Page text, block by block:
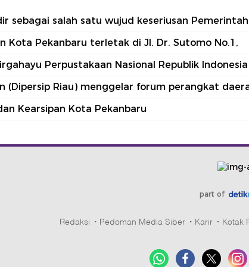
sebagai salah satu wujud keseriusan
Kota Pekanbaru terletak di Jl. Dr. Sutomo No.1,
Perpustakaan Nasional Republik
(Dipersip Riau) menggelar forum perangkat
Kearsipan Kota Pekanbaru
part of
Redaksi Pedoman Media Siber Karir Kotak